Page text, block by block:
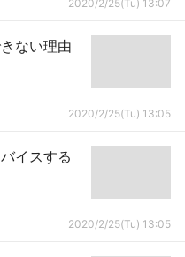
2020/2/25(Tu) 13:07
ない理由
2020/2/25(Tu) 13:05
イスする
2020/2/25(Tu) 13:05